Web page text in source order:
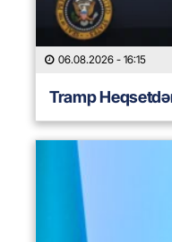
06.08.2026 - 16:15
Tramp